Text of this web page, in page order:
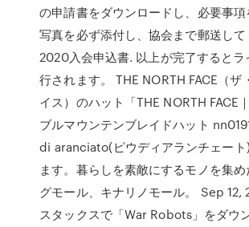
の申請書をダウンロードし、必要事項
写真を必ず添付し、協会まで郵送して
2020入会申込書. 以上が完了するとラ
行されます。 THE NORTH FACE（ザ
イス）のハット「THE NORTH FACE
ブルマウンテンブレイドハット
di aranciato(ピウディアランチェート
ます。暮らしを素敵にするモノを集
グモール、キナリノモール。 Sep 12,
スタックスで「War Robots」をダウ